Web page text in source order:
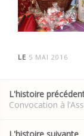
LE 5 MAI 2016
navigation
L'histoire
Convocation à